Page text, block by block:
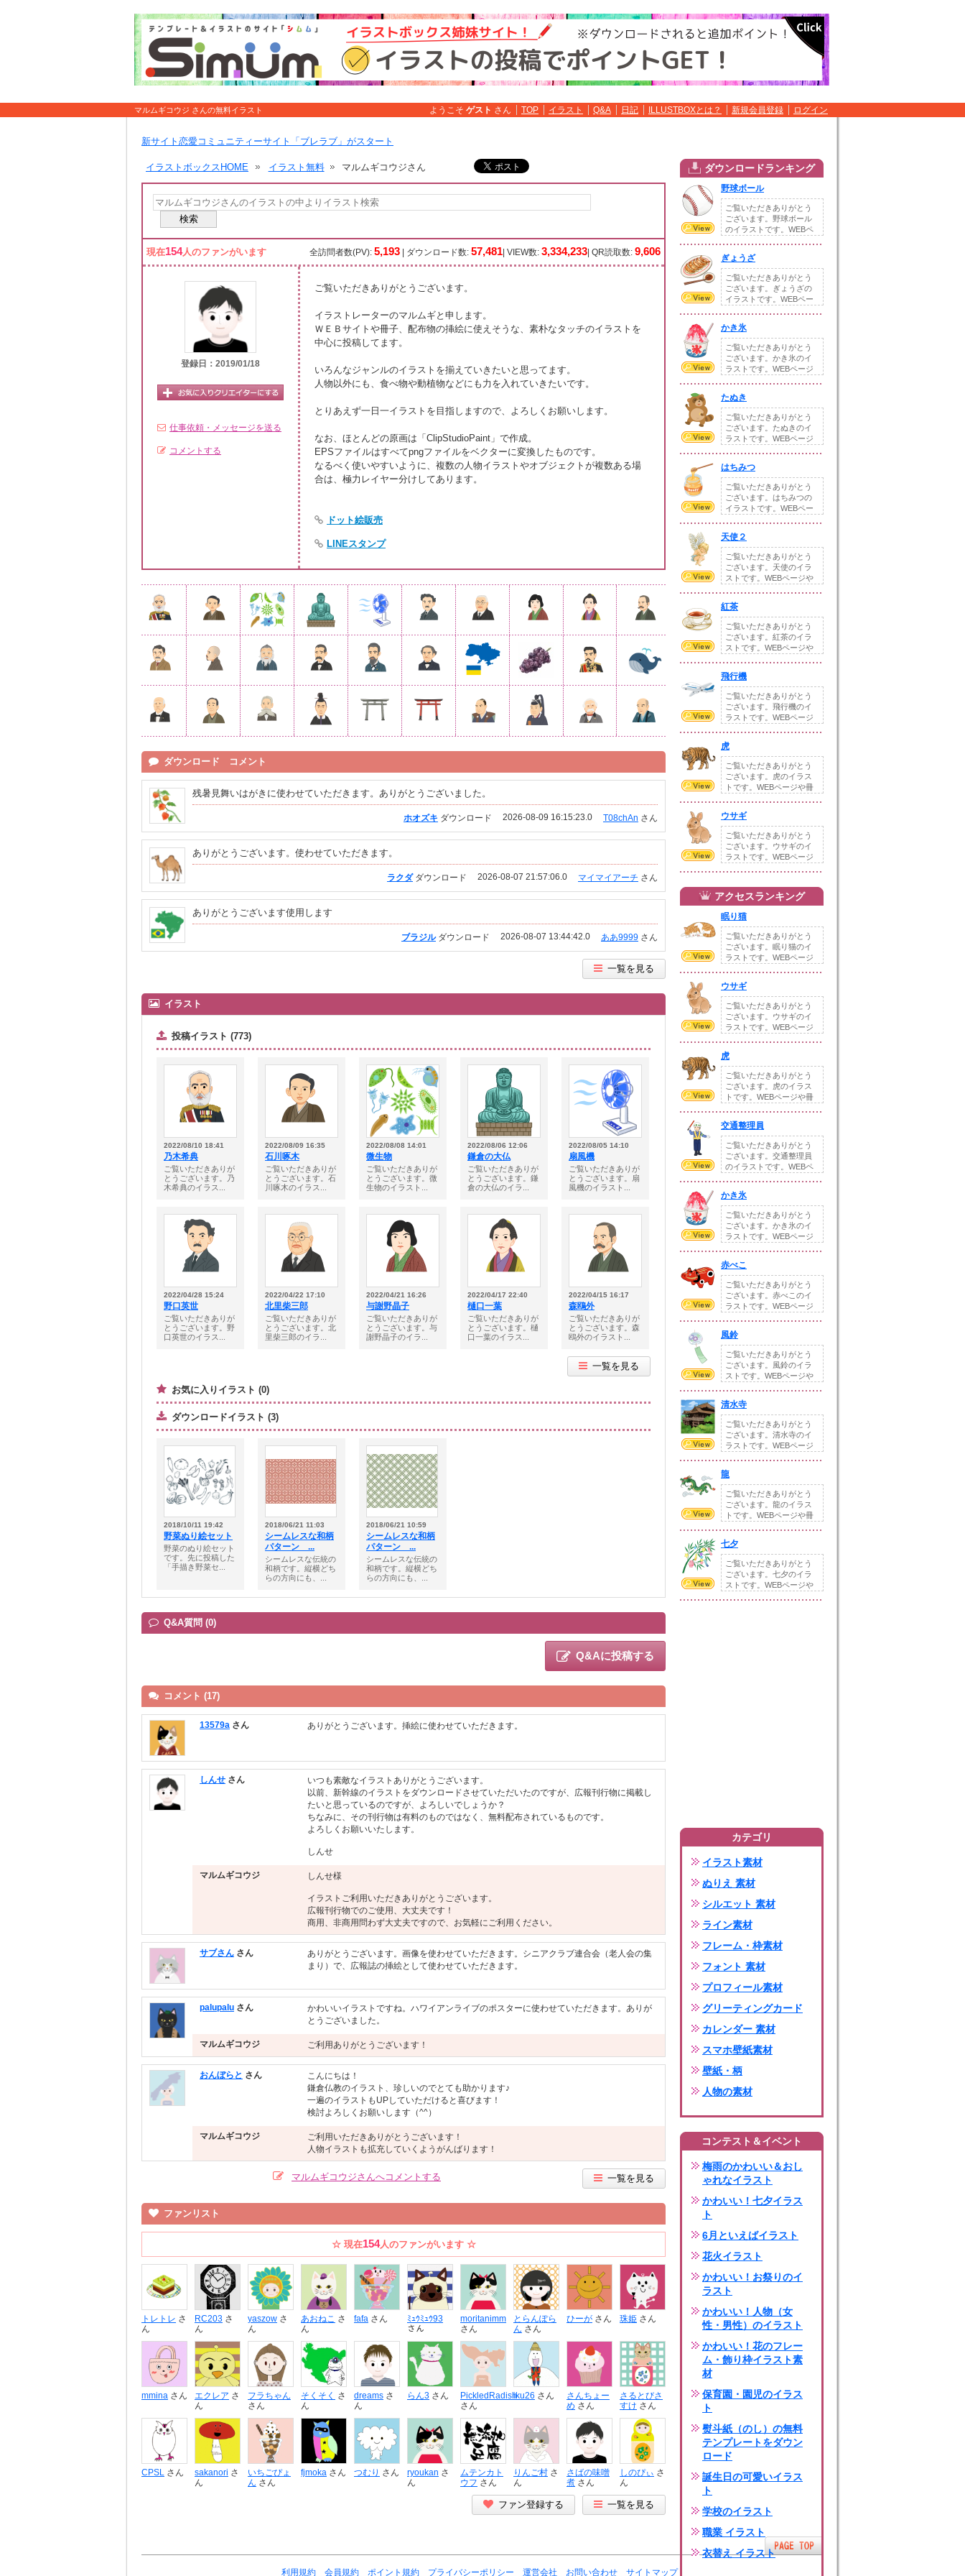
マルムギコウジ さんの無料イラスト ようこそ ゲスト さん TOP イラスト Q&A 日記 ILLUSTBOXとは？ 新規会員登録 ログイン
新サイト恋愛コミュニティーサイト「ブレラブ」がスタート
イラストボックスHOME イラスト無料 マルムギコウジさん
現在154人のファンがいます 全訪問者数(PV): 5,193 | ダウンロード数: 57,481| VIEW数: 3,334,233| QR読取数: 9,606
登録日：2019/01/18
仕事依頼・メッセージを送る
コメントする
ご覧いただきありがとうございます。
イラストレーターのマルムギと申します。
ＷＥＢサイトや冊子、配布物の挿絵に使えそうな、素朴なタッチのイラストを
中心に投稿してます。
いろんなジャンルのイラストを揃えていきたいと思ってます。
人物以外にも、食べ物や動植物などにも力を入れていきたいです。
とりあえず一日一イラストを目指しますので、よろしくお願いします。
なお、ほとんどの原画は「ClipStudioPaint」で作成。
EPSファイルはすべてpngファイルをベクターに変換したものです。
なるべく使いやすいように、複数の人物イラストやオブジェクトが複数ある場
合は、極力レイヤー分けしてあります。
ドット絵販売
LINEスタンプ
ダウンロード コメント
残暑見舞いはがきに使わせていただきます。ありがとうございました。
T08chAn さん
2026-08-09 16:15:23.0
ホオズキ ダウンロード
ありがとうございます。使わせていただきます。
マイマイアーチ さん
2026-08-07 21:57:06.0
ラクダダウンロード
ありがとうございます使用します
ああ9999 さん
2026-08-07 13:44:42.0
ブラジルダウンロード
一覧を見る
イラスト
投稿イラスト (773)
2022/08/10 18:41
乃木希典
ご覧いただきありが
とうございます。乃
木希典のイラス...
2022/08/09 16:35
石川啄木
ご覧いただきありが
とうございます。石
川啄木のイラス...
2022/08/08 14:01
微生物
ご覧いただきありが
とうございます。微
生物のイラスト...
2022/08/06 12:06
鎌倉の大仏
ご覧いただきありが
とうございます。鎌
倉の大仏のイラ...
2022/08/05 14:10
扇風機
ご覧いただきありが
とうございます。扇
風機のイラスト...
2022/04/28 15:24
野口英世
ご覧いただきありが
とうございます。野
口英世のイラス...
2022/04/22 17:10
北里柴三郎
ご覧いただきありが
とうございます。北
里柴三郎のイラ...
2022/04/21 16:26
与謝野晶子
ご覧いただきありが
とうございます。与
謝野晶子のイラ...
2022/04/17 22:40
樋口一葉
ご覧いただきありが
とうございます。樋
口一葉のイラス...
2022/04/15 16:17
森鴎外
ご覧いただきありが
とうございます。森
鴎外のイラスト...
一覧を見る
お気に入りイラスト (0)
ダウンロードイラスト (3)
2018/10/11 19:42
野菜ぬり絵セット
野菜のぬり絵セット
です。先に投稿した
「手描き野菜セ...
2018/06/21 11:03
シームレスな和柄
パターン ...
シームレスな伝統の
和柄です。縦横どち
らの方向にも、...
2018/06/21 10:59
シームレスな和柄
パターン ...
シームレスな伝統の
和柄です。縦横どち
らの方向にも、...
Q&A質問 (0)
Q&Aに投稿する
コメント (17)
13579a さん ありがとうございます。挿絵に使わせていただきます。
しんせ さん
いつも素敵なイラストありがとうございます。
以前、新幹線のイラストをダウンロードさせていただいたのですが、広報刊行物に掲載し
たいと思っているのですが、よろしいでしょうか？
ちなみに、その刊行物は有料のものではなく、無料配布されているものです。
よろしくお願いいたします。
しんせ
マルムギコウジ しんせ様
イラストご利用いただきありがとうございます。
広報刊行物でのご使用、大丈夫です！
商用、非商用問わず大丈夫ですので、お気軽にご利用ください。
サブさん さん
ありがとうございます。画像を使わせていただきます。シニアクラブ連合会（老人会の集
まり）で、広報誌の挿絵として使わせていただきます。
palupalu さん
かわいいイラストですね。ハワイアンライブのポスターに使わせていただきます。ありが
とうございました。
マルムギコウジ ご利用ありがとうございます！
おんぼらと さん
こんにちは！
鎌倉仏教のイラスト、珍しいのでとても助かります♪
一遍のイラストもUPしていただけると喜びます！
検討よろしくお願いします（^^）
マルムギコウジ
ご利用いただきありがとうございます！
人物イラストも拡充していくようがんばります！
マルムギコウジさんへコメントする 一覧を見る
ファンリスト
☆ 現在154人のファンがいます ☆
トレトレ さ
ん
RC203 さ
ん
yaszow さ
ん
あおねこ さ
ん
fafa さん
ﾐｭｳﾐｭｳ93
さん
moritanimm
さん
とらんぽら
ん さん
ひーが さん 珠姫 さん
mmina さん エクレア さ
ん
フラちゃん
さん
そくそく さ
ん
dreams さ
ん
らん3 さん
PickledRadish
さん
iku26 さん
さんちょー
め さん
さるとびさ
すけ さん
CPSL さん sakanori さ
ん
いちごぴょ
ん さん
fjmoka さん つむり さん ryoukan さ
ん
ムテンカト
ウフ さん
りんご村 さ
ん
さばの味噌
煮 さん
しのぴぃ さ
ん
一覧を見る
ファン登録する
ダウンロードランキング
野球ボール
ご覧いただきありがとう
ございます。野球ボール
のイラストです。WEBペ
ぎょうざ
ご覧いただきありがとう
ございます。ぎょうざの
イラストです。WEBペー
かき氷
ご覧いただきありがとう
ございます。かき氷のイ
ラストです。WEBページ
たぬき
ご覧いただきありがとう
ございます。たぬきのイ
ラストです。WEBページ
はちみつ
ご覧いただきありがとう
ございます。はちみつの
イラストです。WEBペー
天使２
ご覧いただきありがとう
ございます。天使のイラ
ストです。WEBページや
紅茶
ご覧いただきありがとう
ございます。紅茶のイラ
ストです。WEBページや
飛行機
ご覧いただきありがとう
ございます。飛行機のイ
ラストです。WEBページ
虎
ご覧いただきありがとう
ございます。虎のイラス
トです。WEBページや冊
ウサギ
ご覧いただきありがとう
ございます。ウサギのイ
ラストです。WEBページ
アクセスランキング
眠り猫
ご覧いただきありがとう
ございます。眠り猫のイ
ラストです。WEBページ
ウサギ
ご覧いただきありがとう
ございます。ウサギのイ
ラストです。WEBページ
虎
ご覧いただきありがとう
ございます。虎のイラス
トです。WEBページや冊
交通整理員
ご覧いただきありがとう
ございます。交通整理員
のイラストです。WEBペ
かき氷
ご覧いただきありがとう
ございます。かき氷のイ
ラストです。WEBページ
赤べこ
ご覧いただきありがとう
ございます。赤べこのイ
ラストです。WEBページ
風鈴
ご覧いただきありがとう
ございます。風鈴のイラ
ストです。WEBページや
清水寺
ご覧いただきありがとう
ございます。清水寺のイ
ラストです。WEBページ
龍
ご覧いただきありがとう
ございます。龍のイラス
トです。WEBページや冊
七夕
ご覧いただきありがとう
ございます。七夕のイラ
ストです。WEBページや
カテゴリ
イラスト素材
ぬりえ 素材
シルエット 素材
ライン素材
フレーム・枠素材
フォント 素材
プロフィール素材
グリーティングカード
カレンダー 素材
スマホ壁紙素材
壁紙・柄
人物の素材
コンテスト＆イベント
梅雨のかわいい＆おし
ゃれなイラスト
かわいい！七夕イラス
ト
6月といえばイラスト
花火イラスト
かわいい！お祭りのイ
ラスト
かわいい！人物（女
性・男性）のイラスト
かわいい！花のフレー
ム・飾り枠イラスト素
材
保育園・園児のイラス
ト
熨斗紙（のし）の無料
テンプレートをダウン
ロード
誕生日の可愛いイラス
ト
学校のイラスト
職業 イラスト
衣替え イラスト
利用規約 会員規約 ポイント規約 プライバシーポリシー 運営会社 お問い合わせ サイトマップ